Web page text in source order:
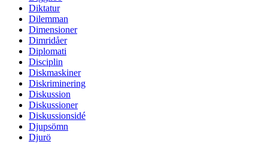
Diktatur
Dilemman
Dimensioner
Dimridåer
Diplomati
Disciplin
Diskmaskiner
Diskriminering
Diskussion
Diskussioner
Diskussionsidé
Djupsömn
Djurö